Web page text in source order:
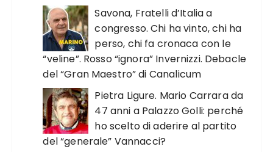
Savona, Fratelli d’Italia a
congresso. Chi ha vinto, chi ha
perso, chi fa cronaca con le
“veline”. Rosso “ignora” Invernizzi. Debacle
del “Gran Maestro” di Canalicum
Pietra Ligure. Mario Carrara da
47 anni a Palazzo Golli: perché
ho scelto di aderire al partito
del “generale” Vannacci?